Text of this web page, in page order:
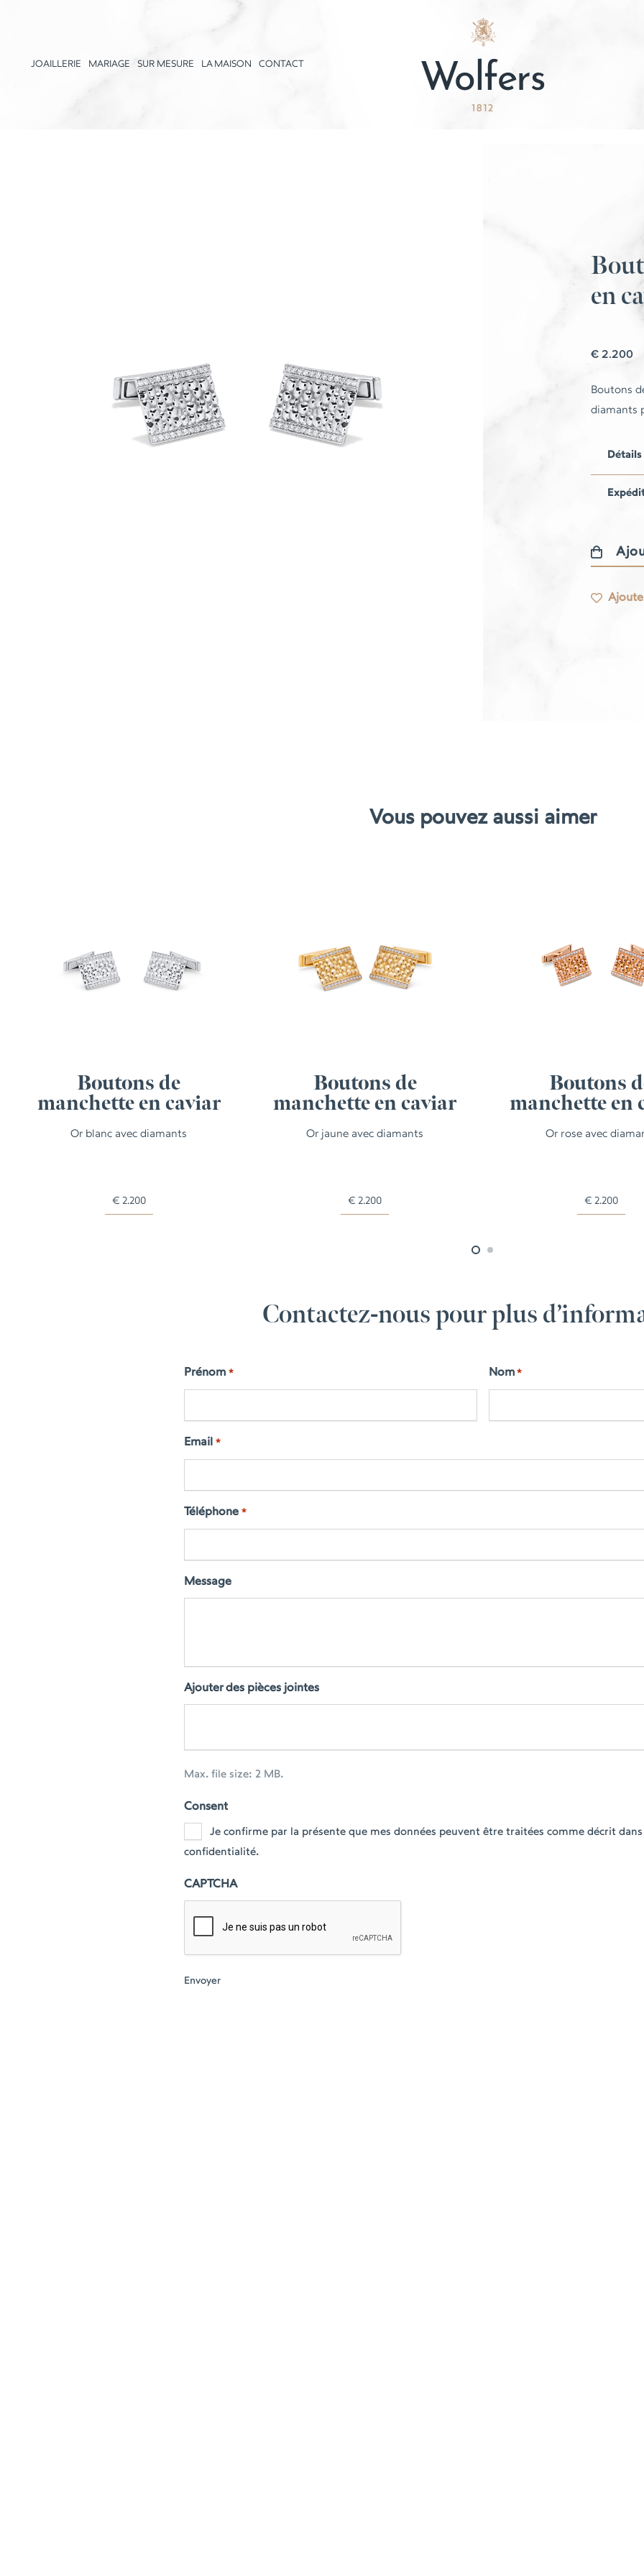
JOAILLERIE MARIAGE SUR MESURE LA MAISON CONTACT
en
€2.200
Boutons
diamants
Détails
quantité
Boutons
Vous pouvez aussi aimer
Boutons de
manchette en caviar
Or blanc avec diamants
€ 2.200
Boutons de
manchette en caviar
Or jaune avec diamants
€ 2.200
Boutons
manchette en
Or rose avec
€ 2.200
Contactez-nous pour plus
Prénom * Nom *
Email *
Téléphone *
Message
Ajouter des pièces jointes
Max. file size: 2 MB.
Consent
Je confirme par la présente que mes données peuvent être traitées comme décrit
confidentialité.
CAPTCHA